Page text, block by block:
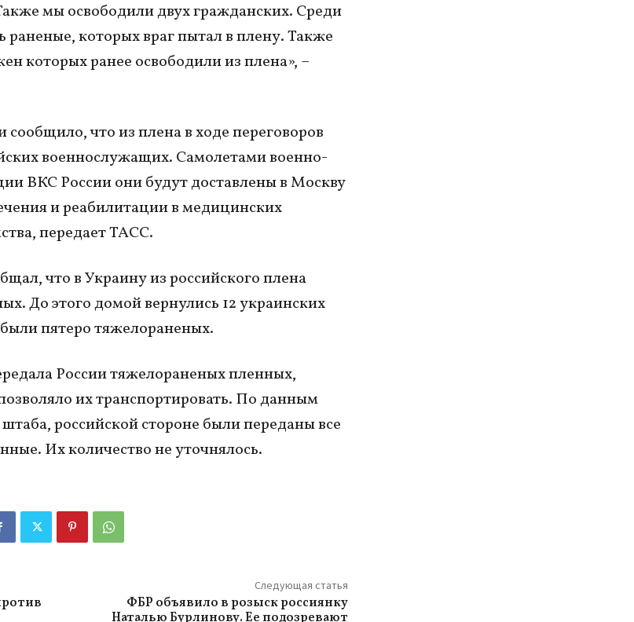
мы освободили двух гражданских. Среди
раненые, которых враг пытал в плену. Также
которых ранее освободили из плена», –
что из плена в ходе переговоров
военнослужащих. Самолетами военно-
ВКС России они будут доставлены в Москву
и реабилитации в медицинских
передает ТАСС.
что в Украину из российского плена
До этого домой вернулись 12 украинских
пятеро тяжелораненых.
России тяжелораненых пленных,
их транспортировать. По данным
российской стороне были переданы все
Их количество не уточнялось.
Следующая статья
ФБР объявило в розыск россиянку
Наталью Бурлинову. Ее подозревают